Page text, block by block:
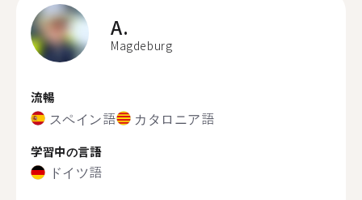
A.
Magdeburg
流暢
スペイン語 カタロニア語
学習中の言語
ドイツ語